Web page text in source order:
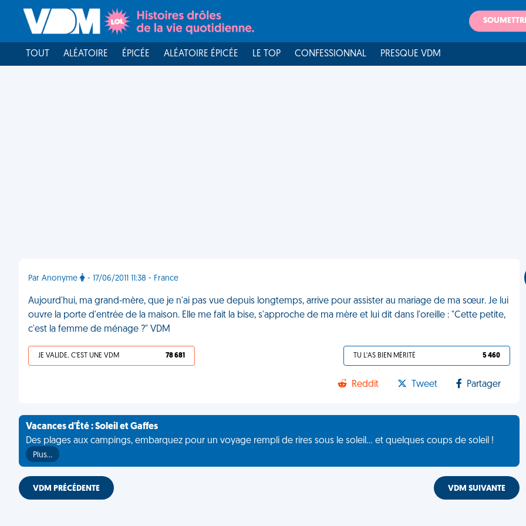
TOUT ALÉATOIRE ÉPICÉE ALÉATOIRE ÉPICÉE LE TOP CONFESSIONNAL PRESQUE VDM
Par Anonyme - 17/06/2011 11:38 - France
Aujourd'hui, ma grand-mère, que je n'ai pas vue depuis longtemps, arrive pour assister au mariage de ma sœur. Je lui
ouvre la porte d'entrée de la maison. Elle me fait la bise, s'approche de ma mère et lui dit dans l'oreille : "Cette petite,
c'est la femme de ménage ?" VDM
JE VALIDE, C'EST UNE VDM 78 681 TU L'AS BIEN MÉRITÉ 5 460
Reddit Tweet Partager
Vacances d'Été : Soleil et Gaffes
Des plages aux campings, embarquez pour un voyage rempli de rires sous le soleil... et quelques coups de soleil !
Plus…
VDM PRÉCÉDENTE VDM SUIVANTE